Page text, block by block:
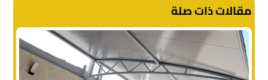
مقالات ذات صلة